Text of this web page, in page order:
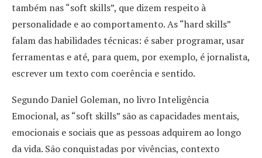
também nas “soft skills”, que dizem respeito à
personalidade e ao comportamento. As “hard skills”
falam das habilidades técnicas: é saber programar, usar
ferramentas e até, para quem, por exemplo, é jornalista,
escrever um texto com coerência e sentido.
Segundo Daniel Goleman, no livro Inteligência
Emocional, as “soft skills” são as capacidades mentais,
emocionais e sociais que as pessoas adquirem ao longo
da vida. São conquistadas por vivências, contexto